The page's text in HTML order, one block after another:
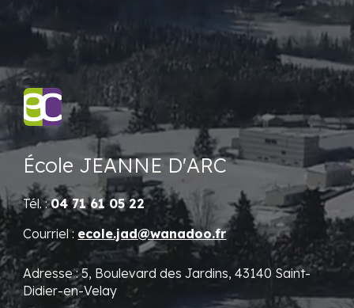
École JEANNE D'ARC
Tél. :04 71 61 05 22
Courriel : ecole.jad@wanadoo.fr
Adresse : 5, Boulevard des Jardins, 43140 Saint-
Didier-en-Velay